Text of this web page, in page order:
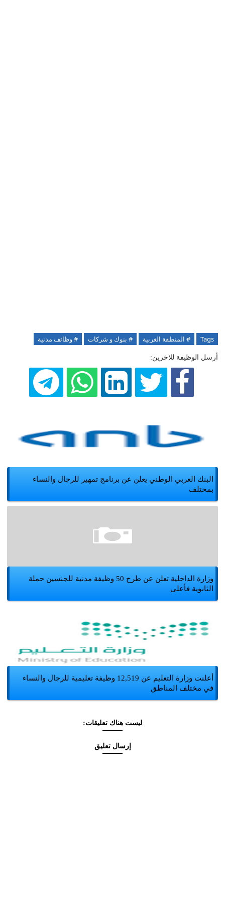
Tags # المنطقة الغربية # بنوك و شركات # وظائف مدنية
أرسل الوظيفة للاخرين:
البنك العربي الوطني يعلن عن برنامج تمهير للرجال والنساء
بمختلف
وزارة الداخلية تعلن عن طرح 50 وظيفة مدنية للجنسين حملة
الثانوية فأعلى
أعلنت وزارة التعليم عن 12,519 وظيفة تعليمية للرجال والنساء
في مختلف المناطق
ليست هناك تعليقات:
إرسال تعليق